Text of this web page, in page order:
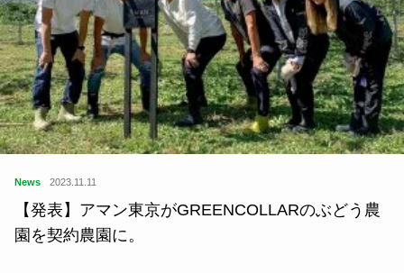
News 2023.11.11
【発表】アマン東京がGREENCOLLARのぶどう農
園を契約農園に。